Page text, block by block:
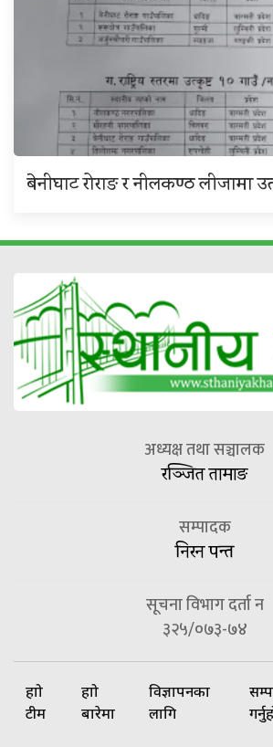
बेनीघाट रोराङ र नीलकण्ठ लीजामा
अध्यक्ष तथा सञ्चालक
रञ्जित तामाङ
सम्पादक
निरन पन्त
सूचना विभाग दर्ता न
३२५/०७३-७४
हाम्रो
टीम
हाम्रो
बारेमा
विज्ञापनका
लागि